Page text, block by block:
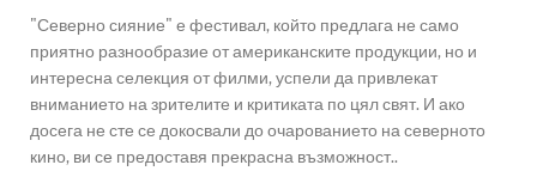
"Северно сияние" е фестивал, който предлага не само
приятно разнообразие от американските продукции, но и
интересна селекция от филми, успели да привлекат
вниманието на зрителите и критиката по цял свят. И ако
досега не сте се докосвали до очарованието на северното
кино, ви се предоставя прекрасна възможност..